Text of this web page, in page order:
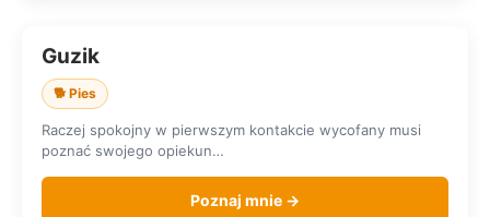
SZUKA DOMU
Guzik
🐕 Pies
Raczej spokojny w pierwszym kontakcie wycofany musi
poznać swojego opiekun…
Poznaj mnie →